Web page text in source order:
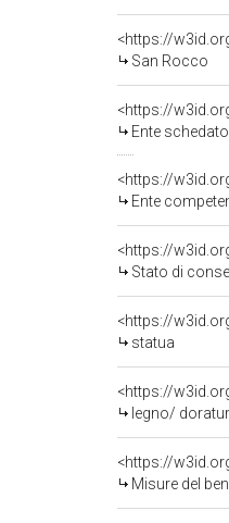
<https://
San Rocco
<https://
Ente schedatore
<https://
Ente competente per
<https://
Stato di
<https://
statua
<https://
legno/
<https://
Misure del